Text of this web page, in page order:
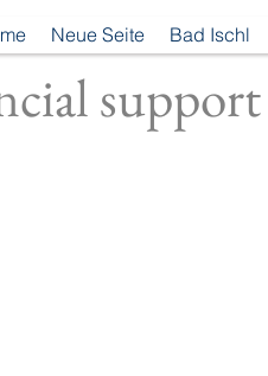
Neue Seite Bad Ischl
support